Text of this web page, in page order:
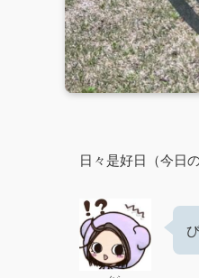
日々是好日（今日